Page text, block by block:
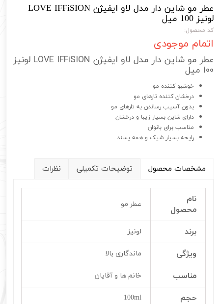
عطر مو شاین دار مدل لاو ایفیژن LOVE IFFiSION
لونیز 100 میل
کد محصول:
اتمام موجودی
عطر مو شاین دار مدل لاو ایفیژن LOVE IFFiSION لونیز
100 میل
خوشبو کننده مو
درخشان کننده تارهای مو
بدون آسیب رساندن به تارهای مو
دارای شاین بسیار زیبا و درخشان
مناسب برای بانوان
رایحه بسیار شیک و همه پسند
مشخصات محصول توضیحات تکمیلی نظرات
نام
محصول
عطر مو
برند لونیز
ویژگی ماندگاری بالا
مناسب خانم ها و آقایان
حجم 100ml